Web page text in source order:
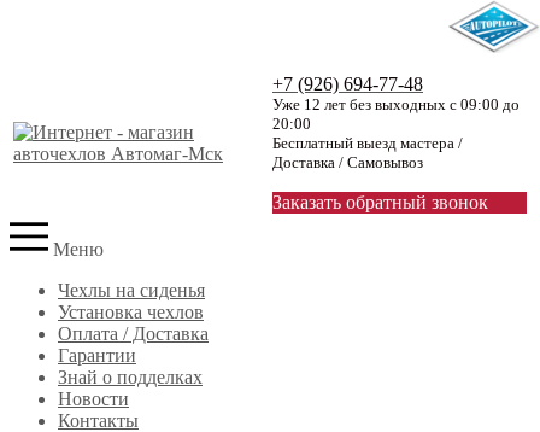
+7 (926) 694-77-48
Уже 12 лет без выходных с 09:00 до
20:00
Бесплатный выезд мастера /
Доставка / Самовывоз
Заказать обратный звонок
Меню
Чехлы на сиденья
Установка чехлов
Оплата / Доставка
Гарантии
Знай о подделках
Новости
Контакты